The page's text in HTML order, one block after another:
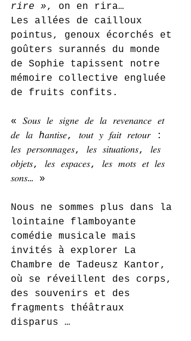
rire », on en rira…
Les allées de cailloux
pointus, genoux écorchés et
goûters surannés du monde
de Sophie tapissent notre
mémoire collective engluée
de fruits confits.
« 𝑆𝑜𝑢𝑠 𝑙𝑒 𝑠𝑖𝑔𝑛𝑒 𝑑𝑒 𝑙𝑎 𝑟𝑒𝑣𝑒𝑛𝑎𝑛𝑐𝑒 𝑒𝑡
𝑑𝑒 𝑙𝑎 ℎ𝑎𝑛𝑡𝑖𝑠𝑒, 𝑡𝑜𝑢𝑡 𝑦 𝑓𝑎𝑖𝑡 𝑟𝑒𝑡𝑜𝑢𝑟 :
𝑙𝑒𝑠 𝑝𝑒𝑟𝑠𝑜𝑛𝑛𝑎𝑔𝑒𝑠, 𝑙𝑒𝑠 𝑠𝑖𝑡𝑢𝑎𝑡𝑖𝑜𝑛𝑠, 𝑙𝑒𝑠
𝑜𝑏𝑗𝑒𝑡𝑠, 𝑙𝑒𝑠 𝑒𝑠𝑝𝑎𝑐𝑒𝑠, 𝑙𝑒𝑠 𝑚𝑜𝑡𝑠 𝑒𝑡 𝑙𝑒𝑠
𝑠𝑜𝑛𝑠… »
Nous ne sommes plus dans la
lointaine flamboyante
comédie musicale mais
invités à explorer La
Chambre de Tadeusz Kantor,
où se réveillent des corps,
des souvenirs et des
fragments théâtraux
disparus …